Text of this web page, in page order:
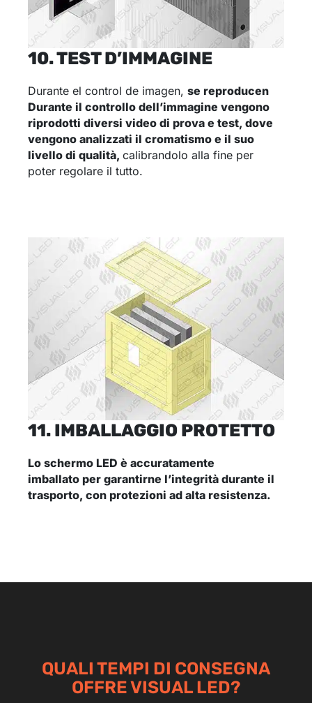
10. TEST D’IMMAGINE
Durante el control de imagen,se reproducen
Durante il controllo dell’immaginevengono
riprodotti diversi video di prova e test, dove
vengono analizzati il cromatismo e il suo
livello di qualità,calibrandolo alla fine per
poter regolare il tutto.
11. IMBALLAGGIO PROTETTO
Lo schermo LED è accuratamente
imballato per garantirne l’integrità durante il
trasporto, con protezioni ad alta resistenza.
QUALI TEMPI DI CONSEGNA
OFFRE VISUAL LED?